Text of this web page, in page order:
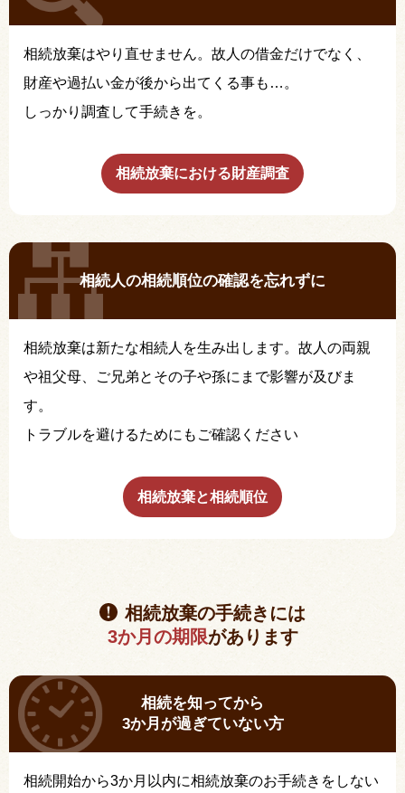
相続放棄はやり直せません。故人の借金だけでなく、
財産や過払い金が後から出てくる事も…。
しっかり調査して手続きを。
相続放棄における財産調査
相続人の相続順位の確認を忘れずに
相続放棄は新たな相続人を生み出します。故人の両親
や祖父母、ご兄弟とその子や孫にまで影響が及びま
す。
トラブルを避けるためにもご確認ください
相続放棄と相続順位
相続放棄の手続きには
3か月の期限があります
相続を知ってから
3か月が過ぎていない方
相続開始から3か月以内に相続放棄のお手続きをしない